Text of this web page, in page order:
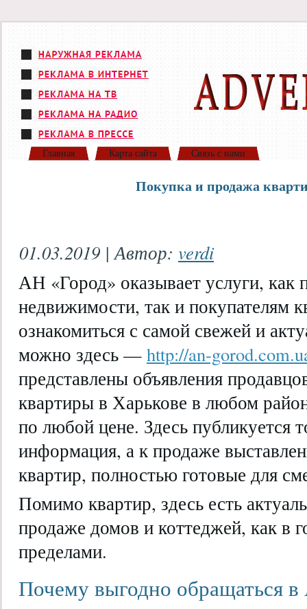
Главная Карта сайта Связь с нами
Покупка и продажа
01.03.2019 | Автор: verdi
АН «Город» оказывает услуги, как
недвижимости, так и покупателям
ознакомиться с самой свежей и
можно здесь — http://an-
представлены объявления
квартиры в Харькове в любом
по любой цене. Здесь публикуется
информация, а к продаже
квартир, полностью готовые для
Помимо квартир, здесь есть
продаже домов и коттеджей, как в
пределами.
Почему выгодно обращаться